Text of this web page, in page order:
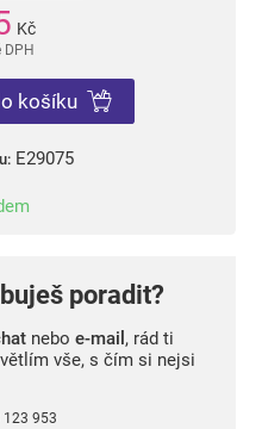
Kč
DPH
košíku
E29075
poradit?
nebo e-mail , rád ti
vše, s čím si nejsi
953